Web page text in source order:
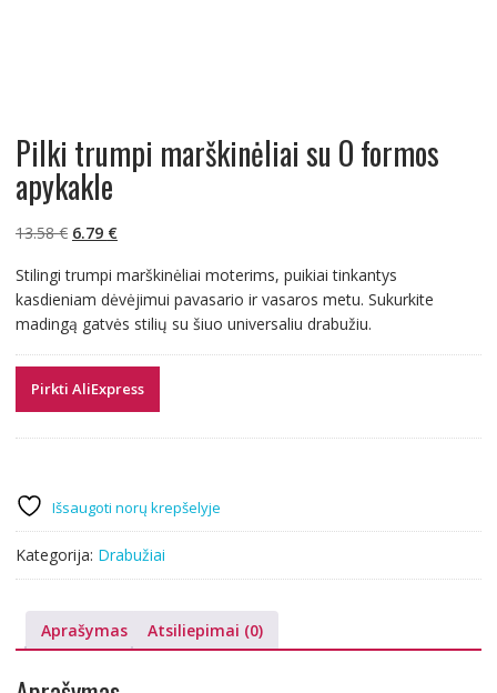
Pilki trumpi marškinėliai su O formos
apykakle
13.58€ Original
was:
13.58 €.
6.79 €Current
is:
6.79 €.
Stilingi trumpi marškinėliai moterims, puikiai tinkantys
kasdieniam dėvėjimui pavasario ir vasaros metu. Sukurkite
madingą gatvės stilių su šiuo universaliu drabužiu.
Pirkti AliExpress
Išsaugoti norų krepšelyje
Kategorija: Drabužiai
Aprašymas Atsiliepimai (0)